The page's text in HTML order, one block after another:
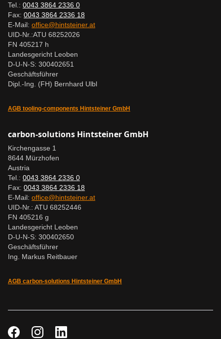
Tel.: 0043 3864 2336 0
Fax: 0043 3864 2336 18
E-Mail: office@hintsteiner.at
UID-Nr.:ATU 68252026
FN 405217 h
Landesgericht Leoben
D-U-N-S: 300402651
Geschäftsführer
Dipl.-Ing. (FH) Bernhard Ulbl
AGB tooling-components Hintsteiner GmbH
carbon-solutions Hintsteiner GmbH
Kirchengasse 1
8644 Mürzhofen
Austria
Tel.: 0043 3864 2336 0
Fax: 0043 3864 2336 18
E-Mail: office@hintsteiner.at
UID-Nr.: ATU 68252446
FN 405216 g
Landesgericht Leoben
D-U-N-S: 300402650
Geschäftsführer
Ing. Markus Reitbauer
AGB carbon-solutions Hintsteiner GmbH